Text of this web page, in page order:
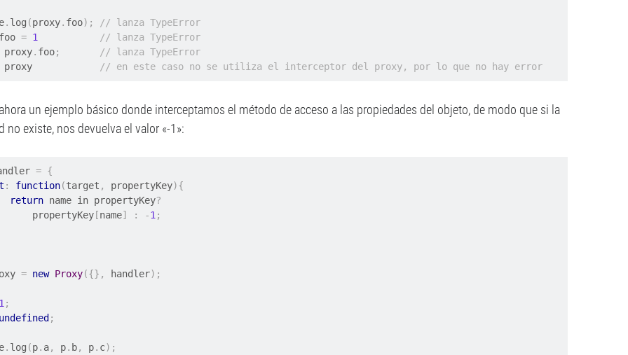
. log (proxy. foo);
// lanza TypeError
foo = 1
// lanza TypeError
proxy. foo;
// lanza TypeError
proxy // en este caso no se utiliza el interceptor del proxy, por lo que no hay error
un ejemplo básico donde interceptamos el método de acceso a las propiedades del objeto, de modo que si la
no existe, nos devuelva el valor «-1»:
= {
: function(target , propertyKey){
return name in propertyKey?
            propertyKey
[name] : -1 ;
= new Proxy({}, handler);
1 ;
undefined ;
. log (p. a, p. b, p. c);